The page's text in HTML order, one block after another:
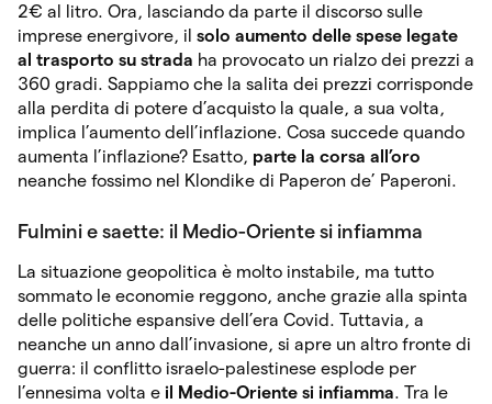
2€ al litro. Ora, lasciando da parte il discorso sulle
imprese energivore, il solo aumento delle spese legate
al trasporto su strada ha provocato un rialzo dei prezzi a
360 gradi. Sappiamo che la salita dei prezzi corrisponde
alla perdita di potere d’acquisto la quale, a sua volta,
implica l’aumento dell’inflazione. Cosa succede quando
aumenta l’inflazione? Esatto, parte la corsa all’oro
neanche fossimo nel Klondike di Paperon de’ Paperoni.
Fulmini e saette: il Medio-Oriente si infiamma
La situazione geopolitica è molto instabile, ma tutto
sommato le economie reggono, anche grazie alla spinta
delle politiche espansive dell’era Covid. Tuttavia, a
neanche un anno dall’invasione, si apre un altro fronte di
guerra: il conflitto israelo-palestinese esplode per
l’ennesima volta e il Medio-Oriente si infiamma. Tra le